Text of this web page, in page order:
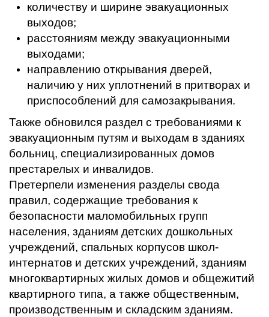
количеству и ширине эвакуационных
выходов;
расстояниям между эвакуационными
выходами;
направлению открывания дверей,
наличию у них уплотнений в притворах и
приспособлений для самозакрывания.
Также обновился раздел с требованиями к
эвакуационным путям и выходам в зданиях
больниц, специализированных домов
престарелых и инвалидов.
Претерпели изменения разделы свода
правил, содержащие требования к
безопасности маломобильных групп
населения, зданиям детских дошкольных
учреждений, спальных корпусов школ-
интернатов и детских учреждений, зданиям
многоквартирных жилых домов и общежитий
квартирного типа, а также общественным,
производственным и складским зданиям.